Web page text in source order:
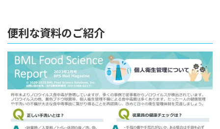
便利な資料のご紹介